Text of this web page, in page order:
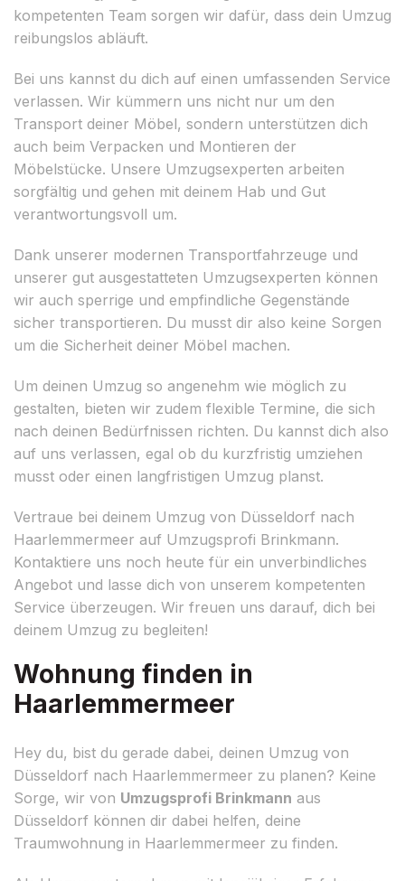
kompetenten Team sorgen wir dafür, dass dein Umzug
reibungslos abläuft.
Bei uns kannst du dich auf einen umfassenden Service
verlassen. Wir kümmern uns nicht nur um den
Transport deiner Möbel, sondern unterstützen dich
auch beim Verpacken und Montieren der
Möbelstücke. Unsere Umzugsexperten arbeiten
sorgfältig und gehen mit deinem Hab und Gut
verantwortungsvoll um.
Dank unserer modernen Transportfahrzeuge und
unserer gut ausgestatteten Umzugsexperten können
wir auch sperrige und empfindliche Gegenstände
sicher transportieren. Du musst dir also keine Sorgen
um die Sicherheit deiner Möbel machen.
Um deinen Umzug so angenehm wie möglich zu
gestalten, bieten wir zudem flexible Termine, die sich
nach deinen Bedürfnissen richten. Du kannst dich also
auf uns verlassen, egal ob du kurzfristig umziehen
musst oder einen langfristigen Umzug planst.
Vertraue bei deinem Umzug von Düsseldorf nach
Haarlemmermeer auf Umzugsprofi Brinkmann.
Kontaktiere uns noch heute für ein unverbindliches
Angebot und lasse dich von unserem kompetenten
Service überzeugen. Wir freuen uns darauf, dich bei
deinem Umzug zu begleiten!
Wohnung finden in
Haarlemmermeer
Hey du, bist du gerade dabei, deinen Umzug von
Düsseldorf nach Haarlemmermeer zu planen? Keine
Sorge, wir von Umzugsprofi Brinkmann aus
Düsseldorf können dir dabei helfen, deine
Traumwohnung in Haarlemmermeer zu finden.